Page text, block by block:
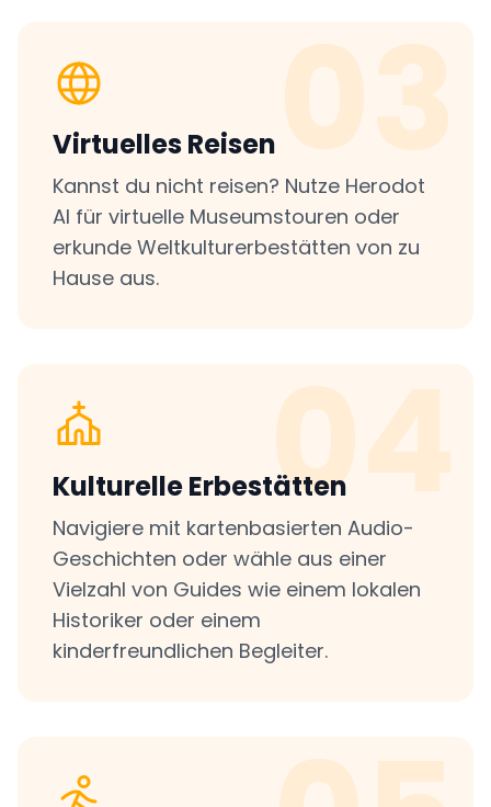
03
Virtuelles Reisen
Kannst du nicht reisen? Nutze Herodot
AI für virtuelle Museumstouren oder
erkunde Weltkulturerbestätten von zu
Hause aus.
04
Kulturelle Erbestätten
Navigiere mit kartenbasierten Audio-
Geschichten oder wähle aus einer
Vielzahl von Guides wie einem lokalen
Historiker oder einem
kinderfreundlichen Begleiter.